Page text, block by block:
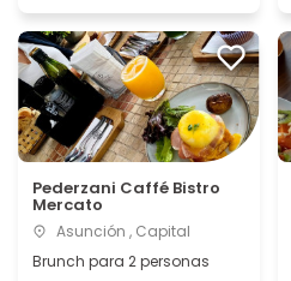
Pederzani Caffé Bistro
Mercato
Asunción , Capital
Brunch para 2 personas